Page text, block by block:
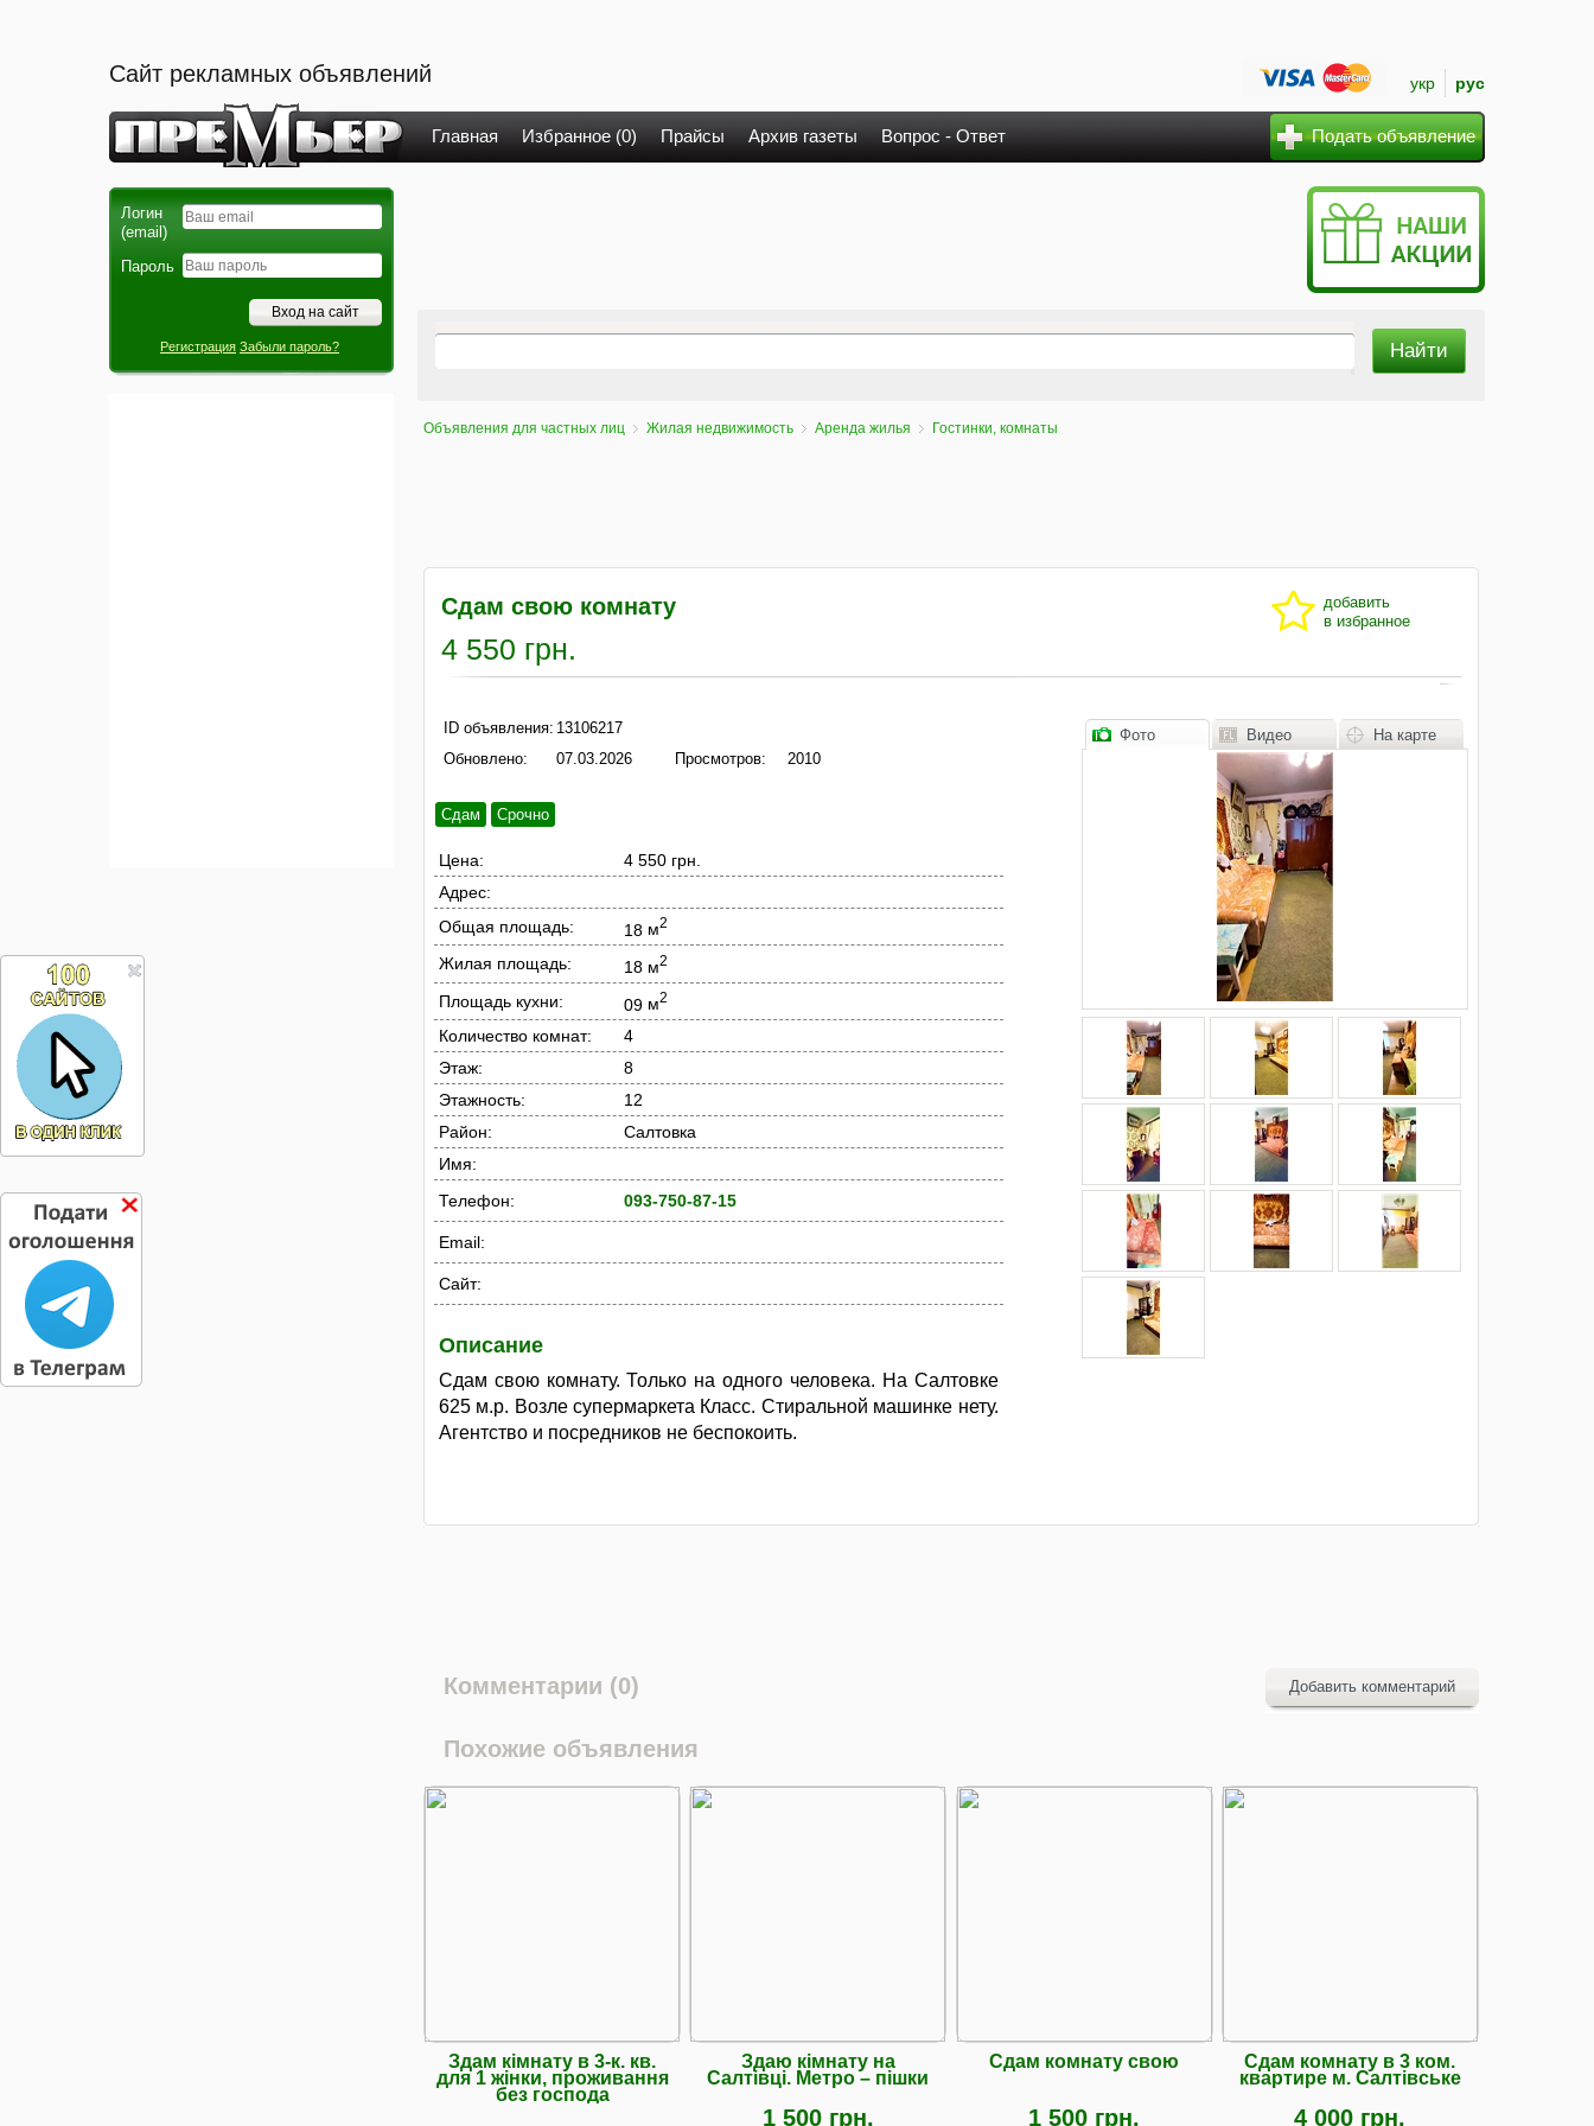
Сайт рекламных объявлений укр рус
Главная Избранное (0) Прайсы Архив газеты Вопрос - Ответ Подать объявление
Логин
(email)
Пароль
Регистрация Забыли пароль?
Объявления для частных лиц Жилая недвижимость Аренда жилья Гостинки, комнаты
Сдам свою комнату
добавить
в избранное
4 550 грн.
ID объявления: 13106217
Обновлено:
07.03.2026 Просмотров: 2010
Сдам Срочно
Цена:
4 550 грн.
Адрес:
Общая площадь:
18 м2
Жилая площадь: 18 м2
Площадь кухни: 09 м2
Количество комнат:
4
Этаж:
8
Этажность:
12
Район:
Салтовка
Имя:
Телефон:
093-750-87-15
Email:
Сайт:
Описание
Сдам свою комнату. Только на одного человека. На Салтовке
625 м.р. Возле супермаркета Класс. Стиральной машинке нету.
Агентство и посредников не беспокоить.
Фото Видео На карте
Комментарии (0) Добавить комментарий
Похожие объявления
Здам кімнату в 3-к. кв.
для 1 жінки, проживання
без господа
Здаю кімнату на
Салтівці. Метро – пішки
1 500 грн.
Сдам комнату свою
1 500 грн.
Сдам комнату в 3 ком.
квартире м. Салтiвське
4 000 грн.